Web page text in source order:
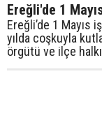
Ereğli'de 1
Ereğli’de 1 Mayıs
yılda coşkuyla
örgütü ve ilçe